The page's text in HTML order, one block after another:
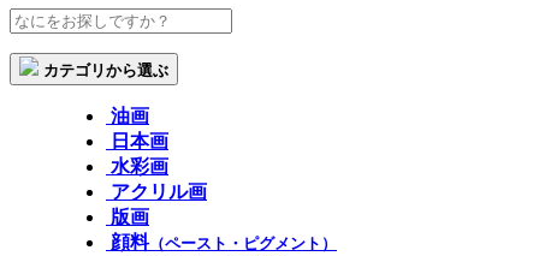
カテゴリから選ぶ
油画
日本画
水彩画
アクリル画
版画
顔料（ペースト・ピグメント）